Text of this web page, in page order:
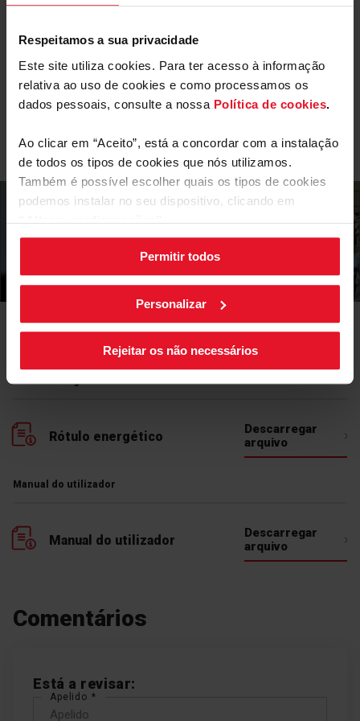
Respeitamos a sua privacidade
Este site utiliza cookies. Para ter acesso à informação
relativa ao uso de cookies e como processamos os
dados pessoais, consulte a nossa Política de cookies.
Ao clicar em “Aceito”, está a concordar com a instalação
de todos os tipos de cookies que nós utilizamos.
Também é possível escolher quais os tipos de cookies
podemos instalar no seu dispositivo, clicando em
“Alterar configurações”.
As suas configurações de cookies podem ser alteradas a
qualquer momento, clicando no botão preto posicionado
no canto inferior direito do ecrã.
Permitir todos
Personalizar
Rejeitar os não necessários
processo de congelação, mais tempo os produtos se
Mais funcionalidades
Classe energética E Simples InsideControl crisper
Se não quer gastar muito em eletricidade,
escolha a classe energética certa! O
frigorífico funciona 24 horas por dia, 365 dias
frigoríficos da classe E consomem até
menos 20 % de energia do que os
frigoríficos da classe F. A redução do
amigo do ambiente ao mesmo tempo.
Parâmetros Técnicos
Manuais eTransferências
Rótulo energético
Descarregar
arquivo
Manual do utilizador
Manual do utilizador
Descarregar
arquivo
Comentários
Está a revisar:
Apelido